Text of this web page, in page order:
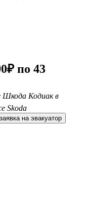
по 43
Шкода Кодиак в
Skoda
заявка на эвакуатор